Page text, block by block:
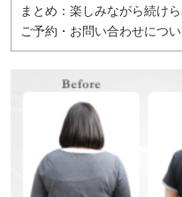
まとめ：楽しみながら続け
ご予約・お問い合わせにつ